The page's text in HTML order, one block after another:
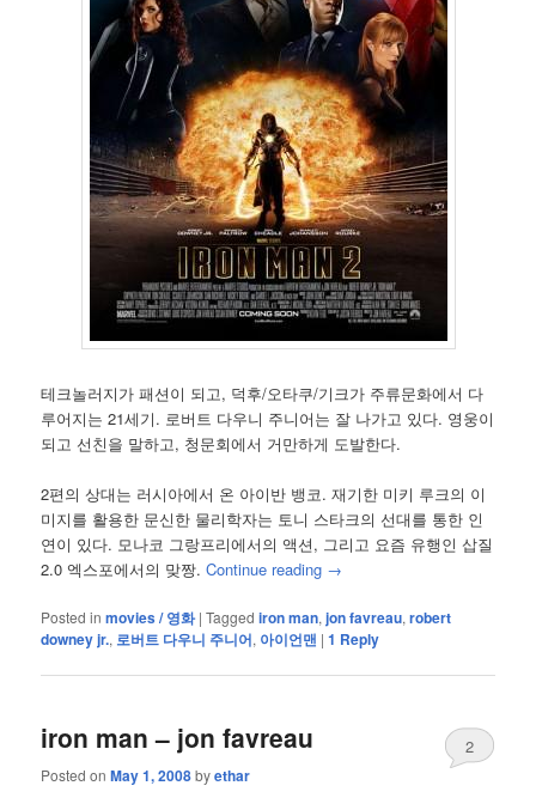
테크놀러지가 패션이 되고, 덕후/오타쿠/기크가 주류문화에서 다
루어지는 21세기. 로버트 다우니 주니어는 잘 나가고 있다. 영웅이
되고 선친을 말하고, 청문회에서 거만하게 도발한다.
2편의 상대는 러시아에서 온 아이반 뱅코. 재기한 미키 루크의 이
미지를 활용한 문신한 물리학자는 토니 스타크의 선대를 통한 인
연이 있다. 모나코 그랑프리에서의 액션, 그리고 요즘 유행인 삽질
2.0 엑스포에서의 맞짱.Continue reading →
Posted in movies / 영화 |Tagged iron man,jon favreau,robert
downey jr., 로버트 다우니 주니어, 아이언맨 |1 Reply
iron man – jon favreau
Posted onMay 1, 2008byethar
2